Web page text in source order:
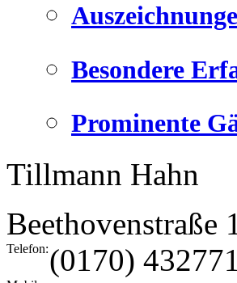
Besondere
Prominente
Tillmann Hahn
Beethovenstraße
Telefon:(0170)